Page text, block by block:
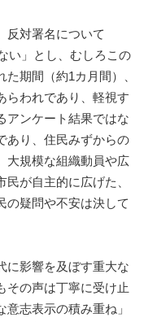
反対署名について
い」とし、むしろこの
期間（約1カ月間）、
らわれであり、軽視す
アンケート結果ではな
あり、住民みずからの
大規模な組織動員や広
が自主的に広げた、
の疑問や不安は決して
影響を及ぼす重大な
その声は丁寧に受け止
志表示の積み重ね」